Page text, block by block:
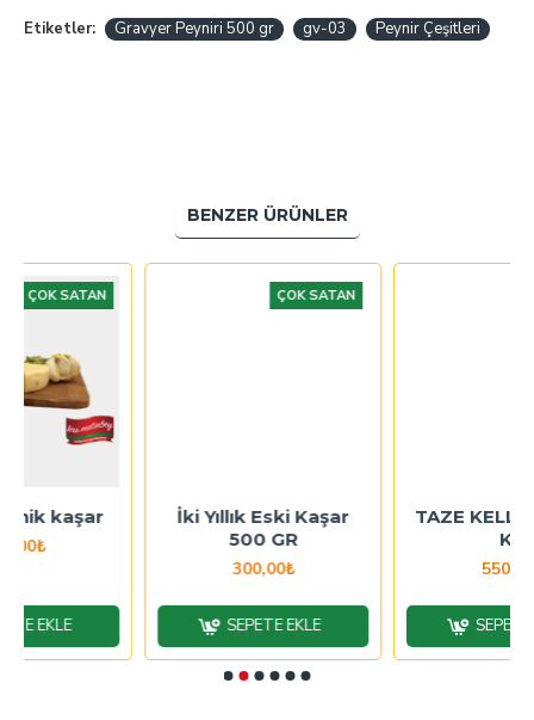
Etiketler: Gravyer Peyniri 500 gr gv-03 Peynir Çeşitleri
BENZER ÜRÜNLER
İki Yıllık Eski Kaşar
SEPETE EKLE
TAZE KELLE KAŞAR 1
SEPETE EKLE